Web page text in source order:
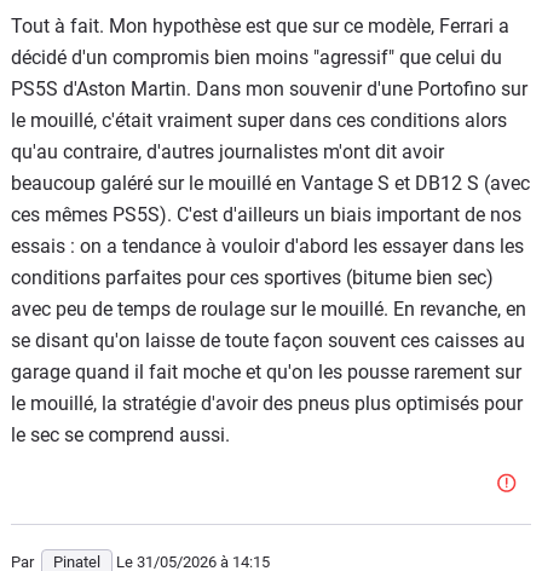
Tout à fait. Mon hypothèse est que sur ce modèle, Ferrari a
décidé d'un compromis bien moins "agressif" que celui du
PS5S d'Aston Martin. Dans mon souvenir d'une Portofino sur
le mouillé, c'était vraiment super dans ces conditions alors
qu'au contraire, d'autres journalistes m'ont dit avoir
beaucoup galéré sur le mouillé en Vantage S et DB12 S (avec
ces mêmes PS5S). C'est d'ailleurs un biais important de nos
essais : on a tendance à vouloir d'abord les essayer dans les
conditions parfaites pour ces sportives (bitume bien sec)
avec peu de temps de roulage sur le mouillé. En revanche, en
se disant qu'on laisse de toute façon souvent ces caisses au
garage quand il fait moche et qu'on les pousse rarement sur
le mouillé, la stratégie d'avoir des pneus plus optimisés pour
le sec se comprend aussi.
Par Pinatel Le 31/05/2026 à 14:15